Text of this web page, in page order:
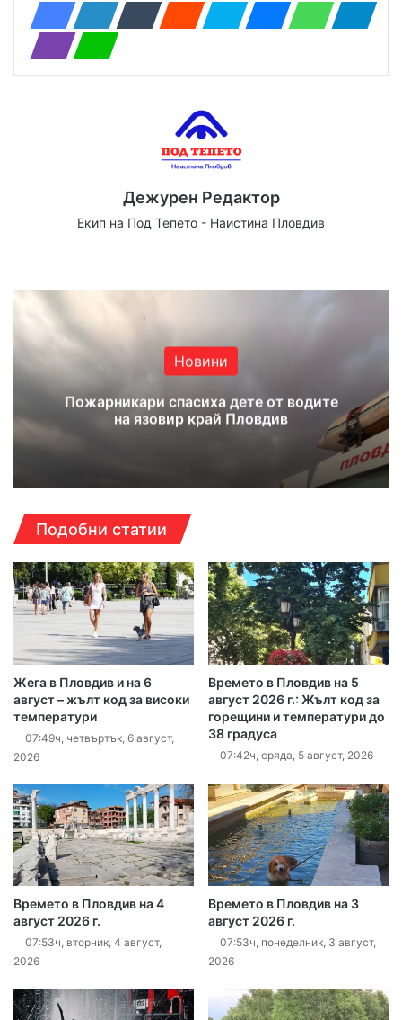
Дежурен Редактор
Екип на Под Тепето - Наистина Пловдив
Новини
Пожарникари спасиха дете от водите
на язовир край Пловдив
Подобни статии
Жега в Пловдив и на 6
август – жълт код за високи
температури
07:49ч, четвъртък, 6 август,
2026
Времето в Пловдив на 5
август 2026 г.: Жълт код за
горещини и температури до
38 градуса
07:42ч, сряда, 5 август, 2026
Времето в Пловдив на 4
август 2026 г.
07:53ч, вторник, 4 август,
2026
Времето в Пловдив на 3
август 2026 г.
07:53ч, понеделник, 3 август,
2026